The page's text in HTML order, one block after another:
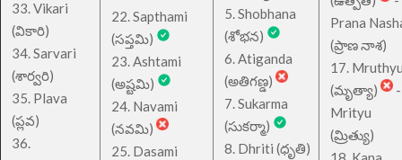
33. Vikari
(వికారి)
34. Sarvari
(శార్వరి)
35. Plava
(ప్లవ)
36.
22. Sapthami
(సప్తమి)
23. Ashtami
(అష్టమి)
24. Navami
(నవమి)
25. Dasami
5. Shobhana
(శోభన)
6. Atiganda
(అతిగణ్డ)
7. Sukarma
(సుకర్మా)
8. Dhriti (ధృతి)
Prana
(ప్రాణ నాశ)
17.
(మృత్యా)
-
Mrityu
(మ్రిత్యు)